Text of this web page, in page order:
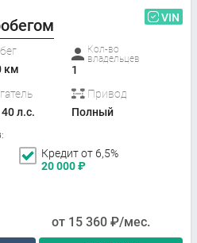
VIN
км
Кол-во
владельцев
1
л.с.
Привод
Полный
Кредит от 6,5%
20 000₽
от 15 360 ₽/мес.